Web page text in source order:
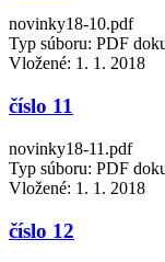
novinky18-10.pdf
Typ súboru: PDF
Vložené: 1. 1. 2018
číslo 11
novinky18-11.pdf
Typ súboru: PDF
Vložené: 1. 1. 2018
číslo 12